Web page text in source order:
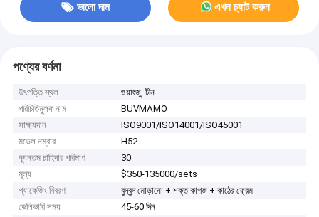
ভালো দাম এখন চ্যাট করুন
পণ্যের বর্ণনা
উৎপত্তি স্থল
গুয়াংজু, চীন
পরিচিতিমুলক নাম
BUVMAMO
সাক্ষ্যদান
ISO9001/ISO14001/ISO45001
মডেল নম্বার
H52
ন্যূনতম চাহিদার পরিমাণ
30
মূল্য
$350-135000/sets
প্যাকেজিং বিবরণ
বুদ্বুদ মোড়ানো + শক্ত কাগজ + কাঠের ফ্রেম
ডেলিভারি সময়
45-60 দিন